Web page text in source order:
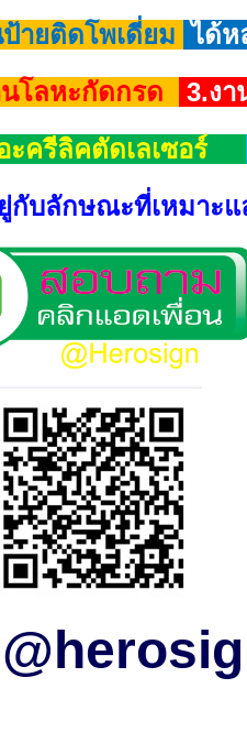
ายติดโพเดี่ยม ได้ห
นโลหะกัดกรด
3.งา
ะครีลิคตัดเลเซอร์
กับลักษณะที่เหมาะ